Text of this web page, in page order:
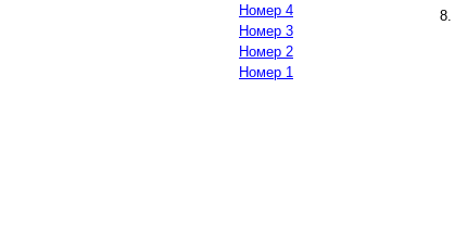
Номер 4
Номер 3
Номер 2
Номер 1